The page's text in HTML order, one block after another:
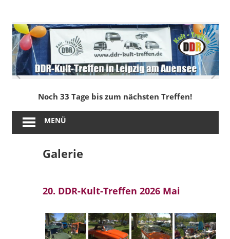
springen
DDR-
Kult-
Treffen
in
Leipzig
am
Noch 33 Tage bis zum nächsten Treffen!
MENÜ
Galerie
20. DDR-Kult-Treffen 2026 Mai